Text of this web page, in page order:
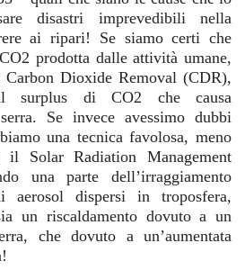
disastri imprevedibili nella
ai ripari! Se siamo certi che
prodotta dalle attività umane,
Dioxide Removal (CDR),
surplus di CO2 che causa
Se invece avessimo dubbi
una tecnica favolosa, meno
Solar Radiation Management
una parte dell’irraggiamento
aerosol dispersi in troposfera,
un riscaldamento dovuto a un
che dovuto a un’aumentata